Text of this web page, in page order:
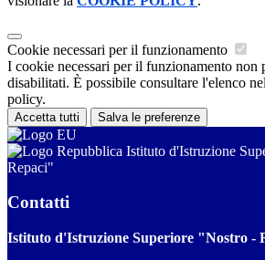
Cookie necessari per il funzionamento
I cookie necessari per il funzionamento non
disabilitati. È possibile consultare l'elenco
policy.
Accetta tutti Salva le preferenze
Istituto d'Istruzione
Repaci"
Contatti
Istituto d'Istruzione Superiore "Nostro -